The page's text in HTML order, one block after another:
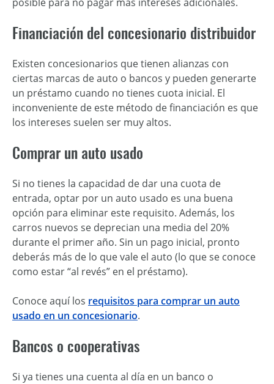
Financiación del concesionario distribuidor
Existen concesionarios que tienen alianzas con
ciertas marcas de auto o bancos y pueden generarte
un préstamo cuando no tienes cuota inicial. El
inconveniente de este método de financiación es que
los intereses suelen ser muy altos.
Comprar un auto usado
Si no tienes la capacidad de dar una cuota de
entrada, optar por un auto usado es una buena
opción para eliminar este requisito. Además, los
carros nuevos se deprecian una media del 20%
durante el primer año. Sin un pago inicial, pronto
deberás más de lo que vale el auto (lo que se conoce
como estar “al revés” en el préstamo).
Conoce aquí los requisitos para comprar un auto
usado en un concesionario.
Bancos o cooperativas
Si ya tienes una cuenta al día en un banco o